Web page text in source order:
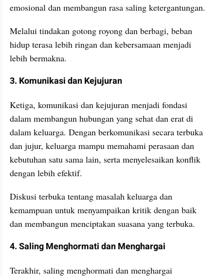
emosional dan membangun rasa saling ketergantungan.
Melalui tindakan gotong royong dan berbagi, beban
hidup terasa lebih ringan dan kebersamaan menjadi
lebih bermakna.
3. Komunikasi dan Kejujuran
Ketiga, komunikasi dan kejujuran menjadi fondasi
dalam membangun hubungan yang sehat dan erat di
dalam keluarga. Dengan berkomunikasi secara terbuka
dan jujur, keluarga mampu memahami perasaan dan
kebutuhan satu sama lain, serta menyelesaikan konflik
dengan lebih efektif.
Diskusi terbuka tentang masalah keluarga dan
kemampuan untuk menyampaikan kritik dengan baik
dan membangun menciptakan suasana yang terbuka.
4. Saling Menghormati dan Menghargai
Terakhir, saling menghormati dan menghargai